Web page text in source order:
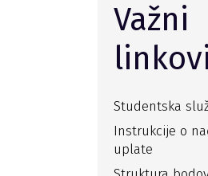
Važni
linkovi
Studentska
Instrukcije o
uplate